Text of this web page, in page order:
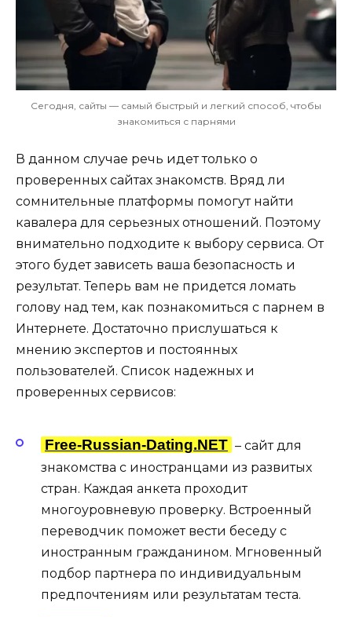
Сегодня, сайты — самый быстрый и легкий способ, чтобы
знакомиться с парнями
В данном случае речь идет только о
проверенных сайтах знакомств. Вряд ли
сомнительные платформы помогут найти
кавалера для серьезных отношений. Поэтому
внимательно подходите к выбору сервиса. От
этого будет зависеть ваша безопасность и
результат. Теперь вам не придется ломать
голову над тем, как познакомиться с парнем в
Интернете. Достаточно прислушаться к
мнению экспертов и постоянных
пользователей. Список надежных и
проверенных сервисов:
Free-Russian-Dating.NET – сайт для
знакомства с иностранцами из развитых
стран. Каждая анкета проходит
многоуровневую проверку. Встроенный
переводчик поможет вести беседу с
иностранным гражданином. Мгновенный
подбор партнера по индивидуальным
предпочтениям или результатам теста.